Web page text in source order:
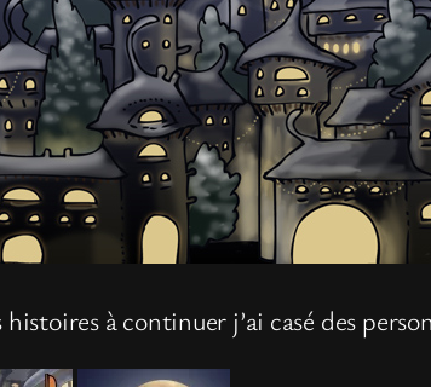
à continuer j’ai casé des